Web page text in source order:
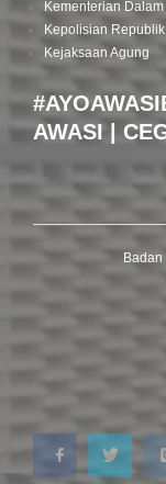
Kementerian
Kepolisian
Kejaksaan Agung
AWASI |